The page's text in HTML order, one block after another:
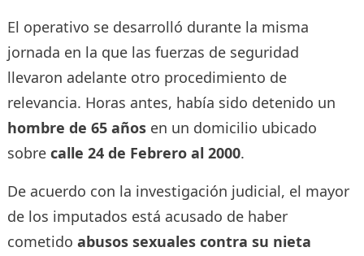
El operativo se desarrolló durante la misma
jornada en la que las fuerzas de seguridad
llevaron adelante otro procedimiento de
relevancia. Horas antes, había sido detenido un
hombre de 65 añosen un domicilio ubicado
sobre calle 24 de Febrero al 2000.
De acuerdo con la investigación judicial, el mayor
de los imputados está acusado de haber
cometido abusos sexuales contra su nieta